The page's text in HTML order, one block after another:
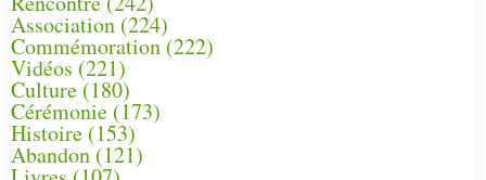
Association (224)
Commémoration(222)
Vidéos (221)
Culture(180)
Cérémonie (173)
Histoire (153)
Abandon(121)